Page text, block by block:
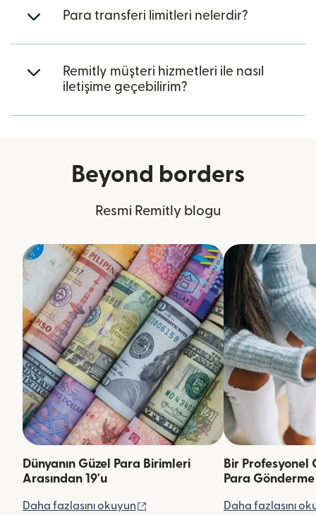
Para transferi limitleri nelerdir?
Remitly müşteri hizmetleri ile nasıl
iletişime geçebilirim?
Beyond borders
Resmi Remitly blogu
Dünyanın Güzel Para Birimleri
Arasından 19'u
Daha fazlasını okuyun (yeni pencerede açılır)
Bir Profesyonel
Para Gönderme
Daha fazlasını